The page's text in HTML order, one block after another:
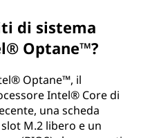
di sistema
Optane™?
Optane™, il
Intel® Core di
una scheda
M.2 libero e un